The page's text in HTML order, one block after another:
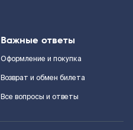
Важные ответы
Оформление и покупка
Возврат и обмен билета
Все вопросы и ответы